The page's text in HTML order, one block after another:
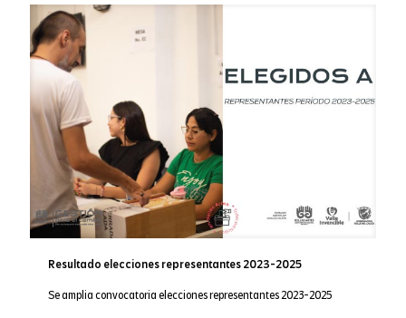
Resultado elecciones representantes 2023-2025
Se amplia convocatoria elecciones representantes 2023-2025